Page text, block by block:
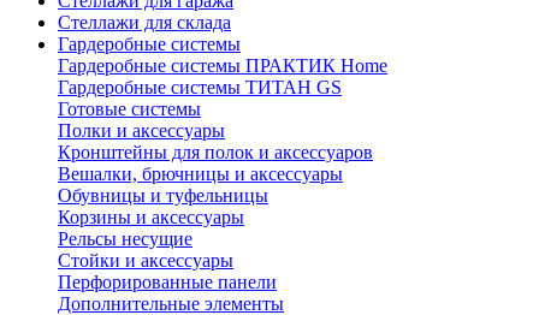
Стеллажи для склада
Гардеробные системы
Гардеробные системы ПРАКТИК Home
Гардеробные системы ТИТАН GS
Готовые системы
Полки и аксессуары
Кронштейны для полок и аксессуаров
Вешалки, брючницы и аксессуары
Обувницы и туфельницы
Корзины и аксессуары
Рельсы несущие
Стойки и аксессуары
Перфорированные панели
Дополнительные элементы